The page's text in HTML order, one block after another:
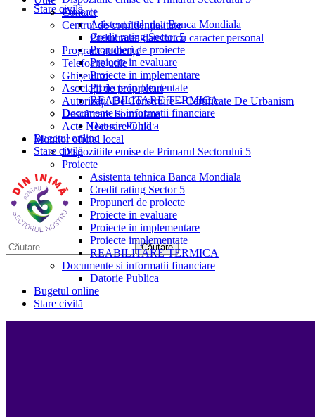
Stare civilă
Proiecte
Asistenta tehnica Banca Mondiala
Credit rating Sector 5
Propuneri de proiecte
Proiecte in evaluare
Proiecte in implementare
Proiecte implementate
REABILITARE TERMICA
Documente si informatii financiare
Datorie Publica
Bugetul online
Stare civilă
Contact
Centrul de confidențialitate
Prelucrarea datelor cu caracter personal
Program audiențe
Telefoane utile
Ghișeul.ro
Asociații de proprietari
Autorizații De Construire – Certificate De Urbanism
Descărcare Formulare
Acte Necesare/Ghid
Monitor oficial local
Dispozitiile emise de Primarul Sectorului 5
Proiecte
Asistenta tehnica Banca Mondiala
Credit rating Sector 5
Propuneri de proiecte
Proiecte in evaluare
Proiecte in implementare
Proiecte implementate
REABILITARE TERMICA
Documente si informatii financiare
Datorie Publica
Bugetul online
Stare civilă